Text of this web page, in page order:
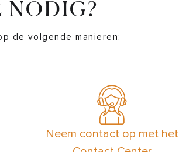
NODIG?
de volgende manieren:
Neem contact op met het